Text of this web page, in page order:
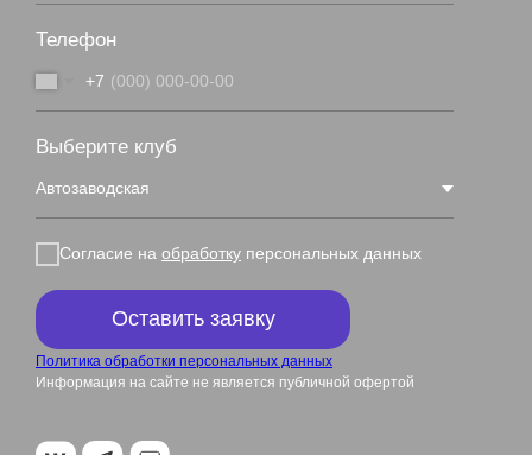
Политика обработки персональных данных
Информация на сайте не является публичной офертой
Телефон
+7
Выберите клуб
Согласие на обработку персональных данных
Оставить заявку